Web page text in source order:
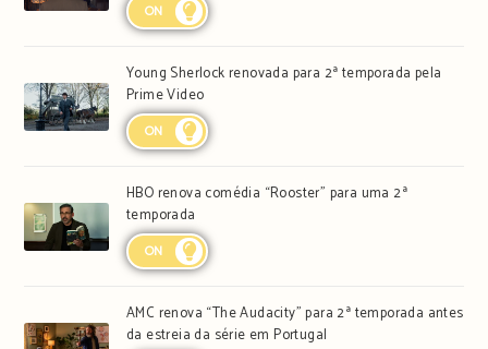
ON
Young Sherlock renovada para 2ª temporada pela
Prime Video
ON
HBO renova comédia “Rooster” para uma 2ª
temporada
ON
AMC renova “The Audacity” para 2ª temporada antes
da estreia da série em Portugal